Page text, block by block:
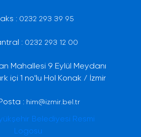
: 0232 293 39 95
: 0232 293 12 00
Mahallesi 9 Eylül Meydanı
içi 1 no'lu Hol Konak / İzmir
: him@izmir.bel.tr